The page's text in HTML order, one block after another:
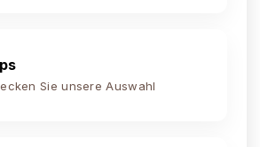
Sie unsere Auswahl